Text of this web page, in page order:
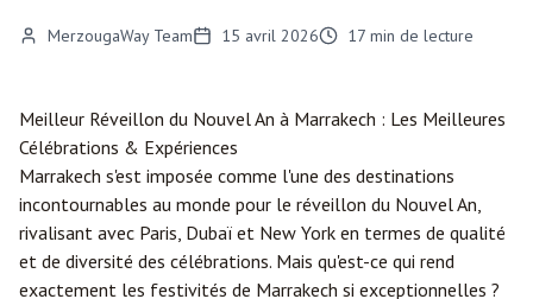
MerzougaWay Team 15 avril 2026 17 min de lecture
Meilleur Réveillon du Nouvel An à Marrakech : Les Meilleures
Célébrations & Expériences
Marrakech s'est imposée comme l'une des destinations
incontournables au monde pour le réveillon du Nouvel An,
rivalisant avec Paris, Dubaï et New York en termes de qualité
et de diversité des célébrations. Mais qu'est-ce qui rend
exactement les festivités de Marrakech si exceptionnelles ?